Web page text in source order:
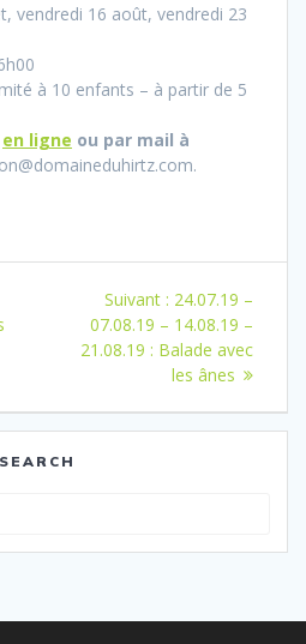
vendredi 16 août, vendredi 23
à 10 enfants – à partir de 5
en ligne ou par mail à
Suivant : Article
suivant
:
24.07.19 –
07.08.19 – 14.08.19 –
21.08.19 : Balade avec
les ânes
SEARCH
: